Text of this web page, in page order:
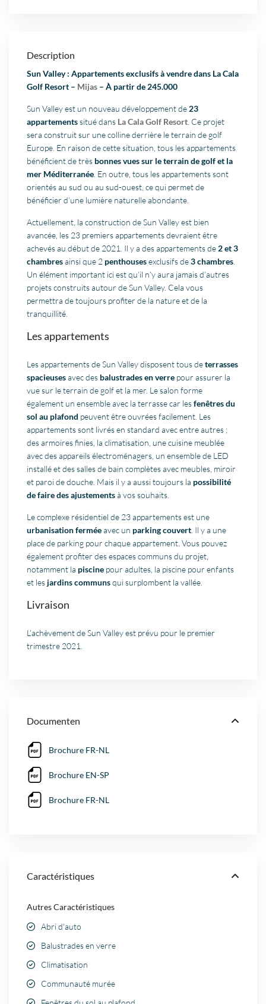
Description
Sun Valley : Appartements exclusifs à vendre dans La Cala
Golf Resort – Mijas – À partir de 245.000
Sun Valley est un nouveau développement de 23
appartementssitué dans La Cala Golf Resort . Ce projet
sera construit sur une colline derrière le terrain de golf
Europe. En raison de cette situation, tous les appartements
bénéficient de très bonnes vues sur le terrain de golf et la
mer Méditerranée . En outre, tous les appartements sont
orientés au sud ou au sud-ouest, ce qui permet de
bénéficier d’une lumière naturelle abondante.
Actuellement, la construction de Sun Valley est bien
avancée, les 23 premiers appartements devraient être
achevés au début de 2021. Il y a des appartements de 2 et 3
chambresainsi que 2 penthousesexclusifs de3 chambres
Un élément important ici est qu’il n’y aura jamais d’autres
projets construits autour de Sun Valley. Cela vous
permettra de toujours profiter de la nature et de la
tranquillité.
Les appartements
Les appartements de Sun Valley disposent tous deterrasses
spacieusesavec des balustrades en verre pour assurer la
vue sur le terrain de golf et la mer. Le salon forme
également un ensemble avec la terrasse car lesfenêtres du
sol au plafond peuvent être ouvrées facilement. Les
appartements sont livrés en standard avec entre autres ;
des armoires finies, la climatisation, une cuisine meublée
avec des appareils électroménagers, un ensemble de LED
installé et des salles de bain complètes avec meubles, miroir
et paroi de douche. Mais il y a aussi toujours la possibilité
de faire des ajustementsà vos souhaits.
Le complexe résidentiel de 23 appartements est une
urbanisation ferméeavec un parking couvert . Il y a une
place de parking pour chaque appartement. Vous pouvez
également profiter des espaces communs du projet,
notamment la piscine pour adultes, la piscine pour enfants
et les jardins communsqui surplombent la vallée.
Livraison
L’achèvement de Sun Valley est prévu pour le premier
trimestre 2021.
Documenten
Brochure FR-NL
Brochure EN-SP
Brochure FR-NL
Caractéristiques
Autres Caractéristiques
Abri d'auto
Balustrades en verre
Climatisation
Communauté murée